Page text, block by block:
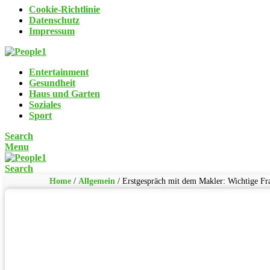
Cookie-Richtlinie
Datenschutz
Impressum
Entertainment
Gesundheit
Haus und Garten
Soziales
Sport
Search
Menu
Search
Home / Allgemein / Erstgespräch mit dem Makler: Wichtige